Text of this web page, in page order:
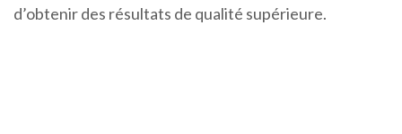
d’obtenir des résultats de qualité supérieure.